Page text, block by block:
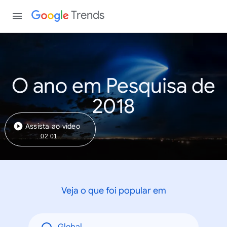
Trends
O ano em Pesquisa de
2018
Assista ao vídeo
02:01
Veja o que foi popular em